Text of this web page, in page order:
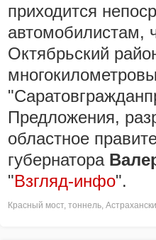
приходится
автомобилистам,
Октябрьский
Предложения,
областное
губернатора
"Взгляд-инфо".
Красный мост, тоннель,